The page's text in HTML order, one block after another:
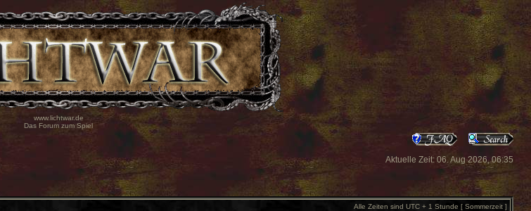
www.lichtwar.de
Das Forum zum Spiel
Aktuelle Zeit: 06. Aug 2026, 06:35
Alle Zeiten sind UTC + 1 Stunde [ Sommerzeit ]